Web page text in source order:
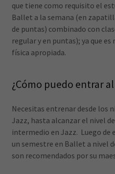
que tiene como requisito el
Ballet a la semana (en
de puntas) combinado con
regular y en puntas); ya que
física apropiada.
¿Cómo puedo entrar
Necesitas entrenar desde los
Jazz, hasta alcanzar el nivel
intermedio en Jazz. Luego de
un semestre en Ballet a nivel
son recomendados por su